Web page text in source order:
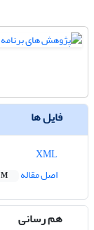
فایل ها
اصل مقاله
هم رسانی